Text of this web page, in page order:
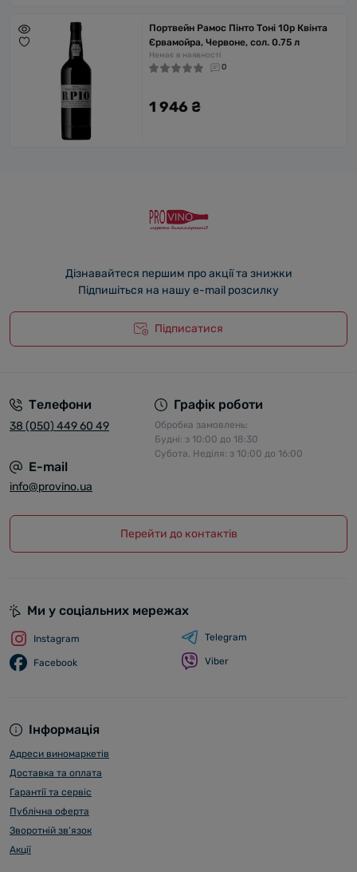
Портвейн Рамос Пінто Тоні 10р Квінта
Єрвамойра, Червоне, сол. 0.75 л
Немає в наявності
0
1 946 ₴
Дізнавайтеся першим про акції та знижки
Підпишіться на нашу e-mail розсилку
Підписатися
Телефони
38 (050) 449 60 49
Графік роботи
Обробка замовлень:
Будні: з 10:00 до 18:30
Субота, Неділя: з 10:00 до 16:00
E-mail
info@provino.ua
Перейти до контактів
Інформація
Адреси виномаркетів
Доставка та оплата
Гарантії та сервіс
Публічна оферта
Зворотній зв’язок
Акції
Ми у соціальних мережах
Instagram
Facebook
Telegram
Viber